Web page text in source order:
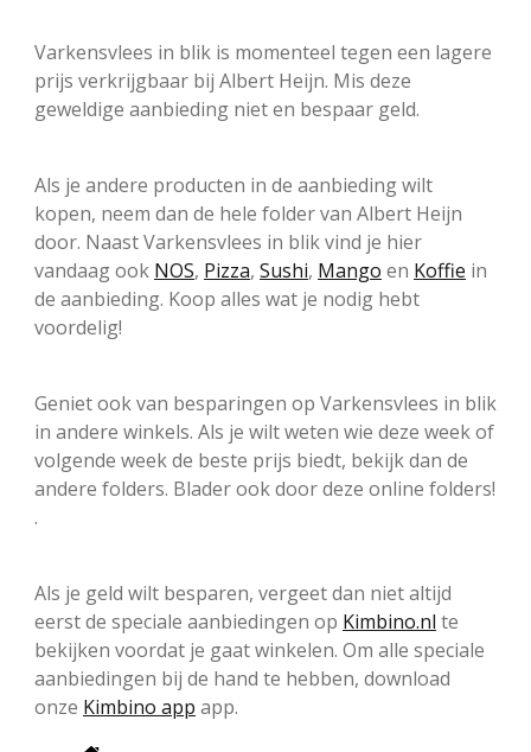
Varkensvlees in blik is momenteel tegen een lagere
prijs verkrijgbaar bij Albert Heijn. Mis deze
geweldige aanbieding niet en bespaar geld.
Als je andere producten in de aanbieding wilt
kopen, neem dan de hele folder van Albert Heijn
door. Naast Varkensvlees in blik vind je hier
vandaag ook NOS, Pizza, Sushi, Mango en Koffie in
de aanbieding. Koop alles wat je nodig hebt
voordelig!
Geniet ook van besparingen op Varkensvlees in blik
in andere winkels. Als je wilt weten wie deze week of
volgende week de beste prijs biedt, bekijk dan de
andere folders. Blader ook door deze online folders!
.
Als je geld wilt besparen, vergeet dan niet altijd
eerst de speciale aanbiedingen op Kimbino.nl te
bekijken voordat je gaat winkelen. Om alle speciale
aanbiedingen bij de hand te hebben, download
onze Kimbino app app.